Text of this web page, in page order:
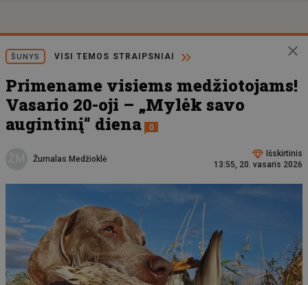
ŠUNYS VISI TEMOS STRAIPSNIAI
Primename visiems medžiotojams!
Vasario 20-oji – „Mylėk savo
augintinį“ diena
0
Žurnalas Medžioklė
Išskirtinis
13:55, 20. vasaris 2026